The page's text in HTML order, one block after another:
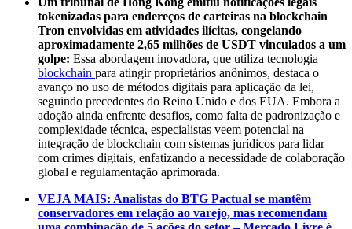
tokenizadas para endereços de carteiras na blockchain
Tron envolvidas em atividades ilícitas, congelando
aproximadamente 2,65 milhões de USDT vinculados a um
golpe: Essa abordagem inovadora, que utiliza tecnologia
blockchain para atingir proprietários anônimos, destaca o
avanço no uso de métodos digitais para aplicação da lei,
seguindo precedentes do Reino Unido e dos EUA. Embora a
adoção ainda enfrente desafios, como falta de padronização e
complexidade técnica, especialistas veem potencial na
integração de blockchain com sistemas jurídicos para lidar
com crimes digitais, enfatizando a necessidade de colaboração
global e regulamentação aprimorada.
VEJA MAIS: Analistas do BTG Pactual se mantêm
conservadores em relação ao varejo, mas recomendam